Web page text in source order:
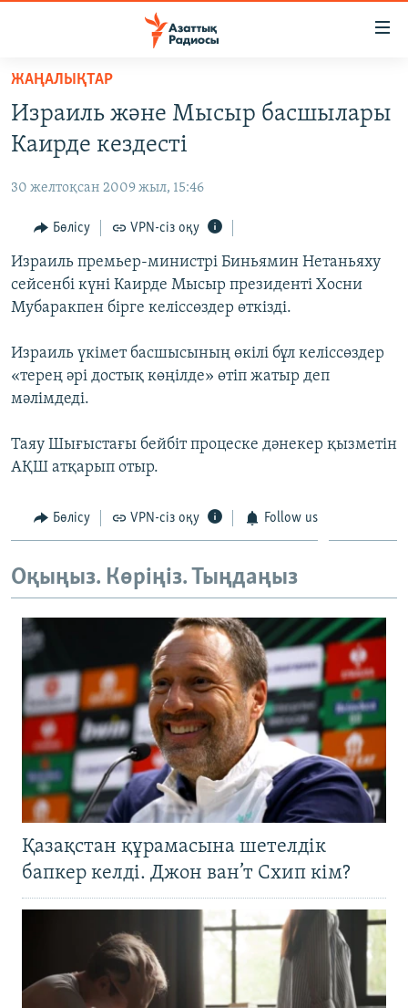
Skip
main
content
to
Navigation
Skip
to
Search
САЯСАТ
AZATTYQTV
ҚАҢТАР ОҚИҒАСЫ
АДАМ ҚҰҚЫҚТАРЫ
ӘЛЕУМЕТ
ӘЛЕМ
Русский
Басқа тілдерде
ЖАҢАЛЫҚТАР
Израиль және Мысыр басшылары
Каирде кездесті
30 желтоқсан 2009 жыл, 15:46
Бөлісу VPN-сіз оқу
Израиль премьер-министрі Биньямин Нетаньяху
сейсенбі күні Каирде Мысыр президенті Хосни
Мубаракпен бірге келіссөздер өткізді.
Израиль үкімет басшысының өкілі бұл келіссөздер
«терең әрі достық көңілде» өтіп жатыр деп
мәлімдеді.
Таяу Шығыстағы бейбіт процеске дәнекер қызметін
АҚШ атқарып отыр.
Бөлісу VPN-сіз оқу Follow us
Оқыңыз. Көріңіз. Тыңдаңыз
Қазақстан құрамасына шетелдік
бапкер келді. Джон ван’т Схип кім?